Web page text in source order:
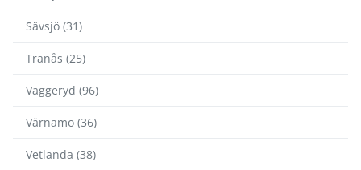
Sävsjö (31)
Tranås (25)
Vaggeryd (96)
Värnamo (36)
Vetlanda (38)